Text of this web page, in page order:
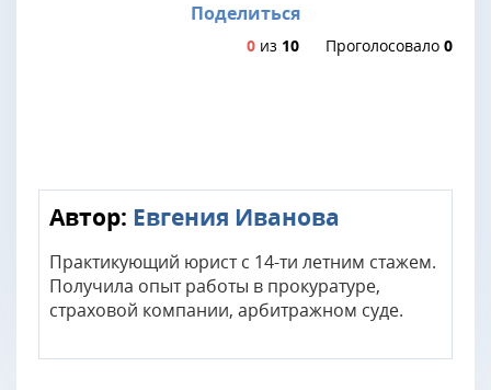
Поделиться
0 из 10 Проголосовало 0
Автор: Евгения Иванова
Практикующий юрист с 14-ти летним стажем.
Получила опыт работы в прокуратуре,
страховой компании, арбитражном суде.